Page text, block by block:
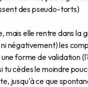
des pseudo-torts)
mais elle rentre dans la
négativement) les
forme de validation
tu cèdes le moindre
jusqu'à ce que